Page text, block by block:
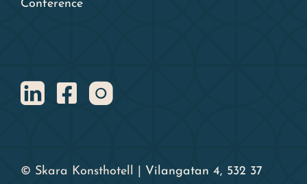
Conference
© Skara Konsthotell | Vilangatan 4, 532 37